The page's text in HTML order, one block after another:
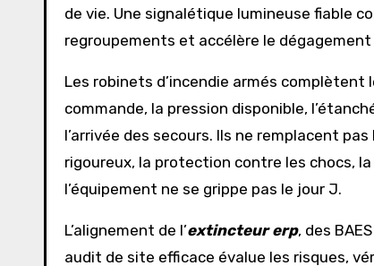
de vie. Une signalétique lumineuse fiable
regroupements et accélère le dégagement
Les robinets d’incendie armés complètent
commande, la pression disponible,
l’arrivée des secours. Ils ne remplacent
rigoureux, la protection contre les chocs,
l’équipement ne se grippe pas le jour J.
L’alignement de l’extincteur erp, des
audit de site efficace évalue les risques,